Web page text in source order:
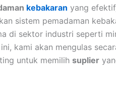
kebakaran yang
sistem pemadaman
di sektor industri seperti
kami akan mengulas
untuk memilih suplier